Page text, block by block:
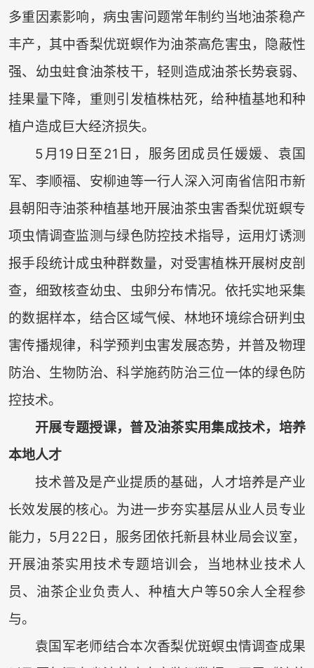
多重因素影响，病虫害问题常年制约当地油茶稳产
丰产，其中香梨优斑螟作为油茶高危害虫，隐蔽性
强、幼虫蛀食油茶枝干，轻则造成油茶长势衰弱、
挂果量下降，重则引发植株枯死，给种植基地和种
植户造成巨大经济损失。
5月19日至21日，服务团成员任媛媛、袁国
军、李顺福、安柳迪等一行人深入河南省信阳市新
县朝阳寺油茶种植基地开展油茶虫害香梨优斑螟专
项虫情调查监测与绿色防控技术指导，运用灯诱测
报手段统计成虫种群数量，对受害植株开展树皮剖
查，细致核查幼虫、虫卵分布情况。依托实地采集
的数据样本，结合区域气候、林地环境综合研判虫
害传播规律，科学预判虫害发展态势，并普及物理
防治、生物防治、科学施药防治三位一体的绿色防
控技术。
开展专题授课，普及油茶实用集成技术，培养
本地人才
技术普及是产业提质的基础，人才培养是产业
长效发展的核心。为进一步夯实基层从业人员专业
能力，5月22日，服务团依托新县林业局会议室，
开展油茶实用技术专题培训会，当地林业技术人
员、油茶企业负责人、种植大户等50余人全程参
与。
袁国军老师结合本次香梨优斑螟虫情调查成果